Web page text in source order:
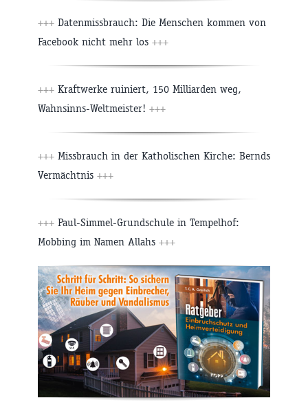
+++ Datenmissbrauch: Die Menschen kommen von
Facebook nicht mehr los +++
+++ Kraftwerke ruiniert, 150 Milliarden weg,
Wahnsinns-Weltmeister! +++
+++ Missbrauch in der Katholischen Kirche: Bernds
Vermächtnis +++
+++ Paul-Simmel-Grundschule in Tempelhof:
Mobbing im Namen Allahs +++